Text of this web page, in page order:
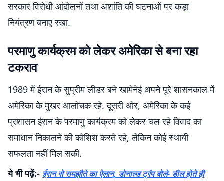
सरकार विरोधी आंदोलनों तथा अशांति की घटनाओं पर कड़ा
नियंत्रण बनाए रखा.
परमाणु कार्यक्रम को लेकर अमेरिका से बना रहा
टकराव
1989 में ईरान के सुप्रीम लीडर बने खामेनेई अपने पूरे शासनकाल में
अमेरिका के मुखर आलोचक रहे. दूसरी ओर, अमेरिका के कई
प्रशासन ईरान के परमाणु कार्यक्रम को लेकर चल रहे विवाद का
समाधान निकालने की कोशिश करते रहे, लेकिन कोई स्थायी
सफलता नहीं मिल सकी.
ये भी पढ़ें:- ईरान से समझौते का ऐलान, डोनाल्ड ट्रंप बोले- डील होते ही